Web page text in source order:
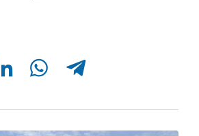
Compartir en Whatsapp Compartir en Telegram